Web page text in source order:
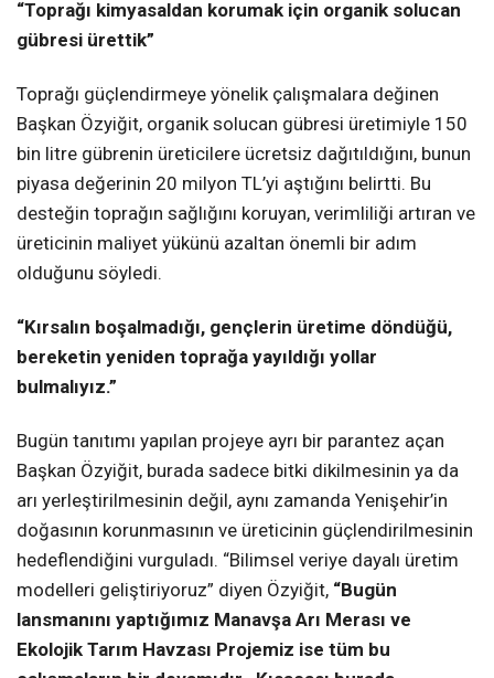
“Toprağı kimyasaldan korumak için organik solucan
gübresi ürettik”
Toprağı güçlendirmeye yönelik çalışmalara değinen
Başkan Özyiğit, organik solucan gübresi üretimiyle 150
bin litre gübrenin üreticilere ücretsiz dağıtıldığını, bunun
piyasa değerinin 20 milyon TL’yi aştığını belirtti. Bu
desteğin toprağın sağlığını koruyan, verimliliği artıran ve
üreticinin maliyet yükünü azaltan önemli bir adım
olduğunu söyledi.
“Kırsalın boşalmadığı, gençlerin üretime döndüğü,
bereketin yeniden toprağa yayıldığı yollar
bulmalıyız.”
Bugün tanıtımı yapılan projeye ayrı bir parantez açan
Başkan Özyiğit, burada sadece bitki dikilmesinin ya da
arı yerleştirilmesinin değil, aynı zamanda Yenişehir’in
doğasının korunmasının ve üreticinin güçlendirilmesinin
hedeflendiğini vurguladı. “Bilimsel veriye dayalı üretim
modelleri geliştiriyoruz” diyen Özyiğit, “Bugün
lansmanını yaptığımız Manavşa Arı Merası ve
Ekolojik Tarım Havzası Projemiz ise tüm bu